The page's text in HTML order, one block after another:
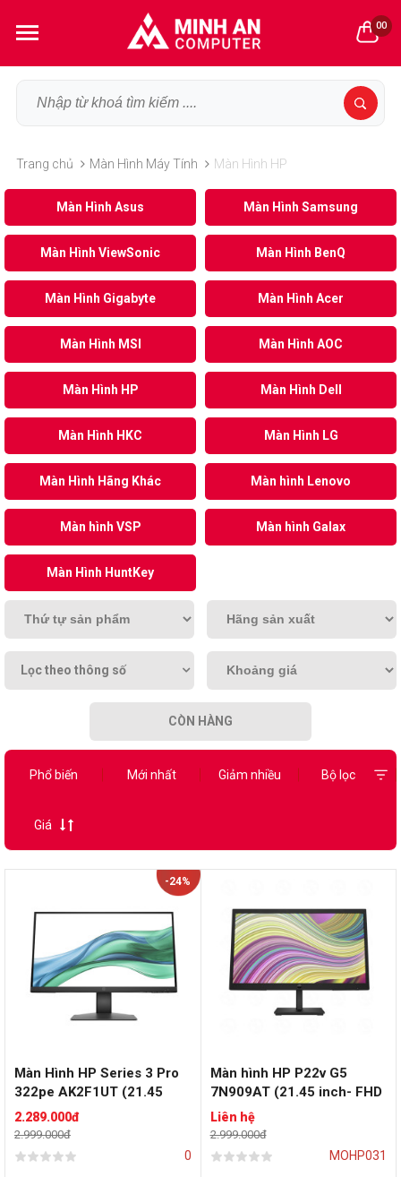
00
Trang chủ Màn Hình Máy Tính Màn Hình HP
Màn Hình Asus Màn Hình Samsung
Màn Hình ViewSonic Màn Hình BenQ
Màn Hình Gigabyte Màn Hình Acer
Màn Hình MSI Màn Hình AOC
Màn Hình HP Màn Hình Dell
Màn Hình HKC Màn Hình LG
Màn Hình Hãng Khác Màn hình Lenovo
Màn hình VSP Màn hình Galax
Màn Hình HuntKey
Lọc theo thông số
CÒN HÀNG
Phổ biến Mới nhất Giảm nhiều Bộ lọc
Giá
-24%
Màn Hình HP Series 3 Pro
322pe AK2F1UT (21.45
inch - IPS - FHD - 5ms
-100Hz)
2.289.000đ
2.999.000đ
0
Màn hình HP P22v G5
7N909AT (21.45 inch- FHD
- VA - 75Hz)
Liên hệ
2.999.000đ
MOHP031